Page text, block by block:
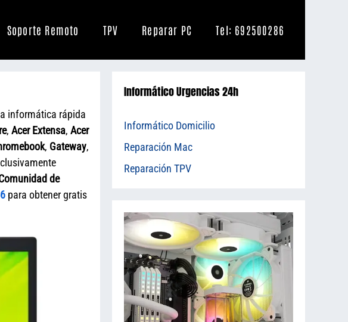
Soporte Remoto TPV Reparar PC Tel: 692500286
informática rápida
, Acer Extensa, Acer
, Gateway,
de
para obtener gratis
Informático Urgencias 24h
Informático Domicilio
Reparación Mac
Reparación TPV